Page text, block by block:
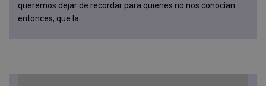
queremos dejar de recordar para quienes no nos conocían
entonces, que la...